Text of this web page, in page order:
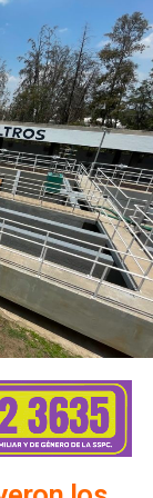
danza y
al
o
soledenses
puedan
abrir nuevas
áreas
un oficio,
en un
áreas amplias
donde